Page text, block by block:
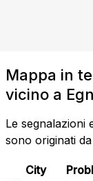
Mappa in
vicino a
Le segnalazioni
sono originati da
City